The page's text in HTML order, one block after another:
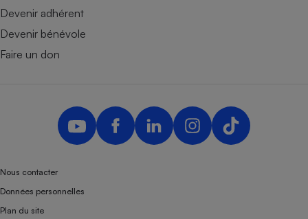
Devenir adhérent
Devenir bénévole
Faire un don
Nous contacter
Données personnelles
Plan du site